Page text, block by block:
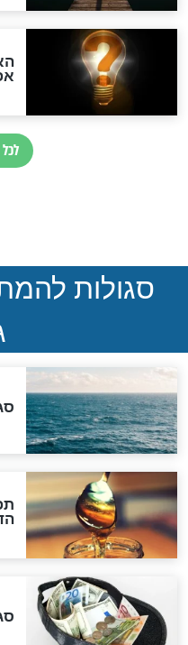
"מודה
לכל
אחרית
האם